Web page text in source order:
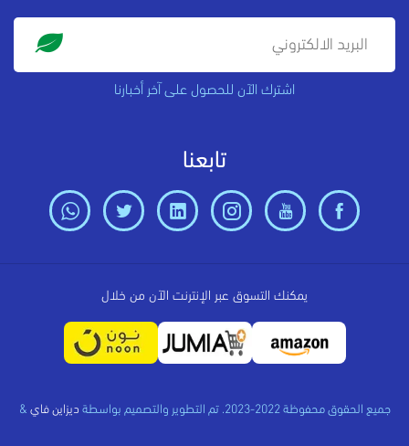
اشترك الآن للحصول على آخر أخبارنا
تابعنا
جميع الحقوق محفوظة 2022-2023. تم التطوير والتصميم بواسطة ديزاين فاي &
يمكنك التسوق عبر الإنترنت الآن من خلال